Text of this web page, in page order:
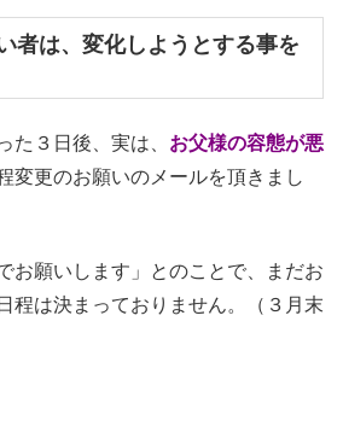
者は、変化しようとする事を
た３日後、実は、 お父様の容態が悪
変更のお願いのメールを頂きまし
お願いします」とのことで、まだお
程は決まっておりません。（３月末